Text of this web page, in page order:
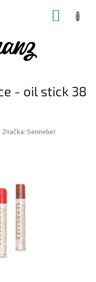
- oil stick 38
Značka: Sennelier